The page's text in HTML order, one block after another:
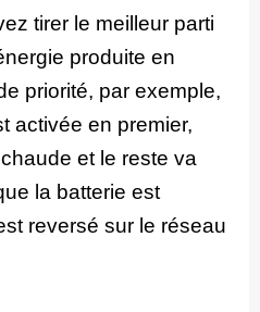
tirer le meilleur parti
produite en
priorité, par exemple,
activée en premier,
et le reste va
la batterie est
reversé sur le réseau